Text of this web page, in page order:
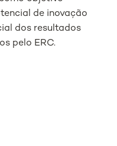
de inovação
dos resultados
pelo ERC.